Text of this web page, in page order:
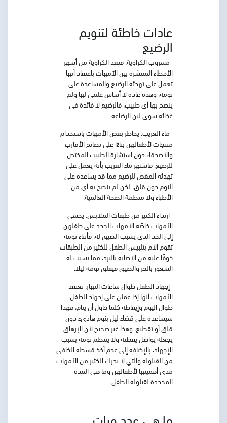
عادات خاطئة لتنويم
الرضيع
· مشروب الكراوية: فتعد الكراوية من أشهر
الأخطاء المنتشرة بين الأمهات باعتقاد أنها
تعمل على تهدئة الرضيع والمساعدة على
نومه، وهذه عادة لا أساس علمي لها ولم
ينصح بها أي طبيب، فالرضيع لا فائدة في
غذائه سوى لبن الرضاعة.
· ماء الغريب: يخاطر بعض الأمهات باستخدام
منتجات لأطفالهن بناءًا على نصائح الأقارب
والأصدقاء دون استشارة الطبيب المختص
للرضيع. فاشتهر ماء الغريب بأنه يعمل على
تهدئة المغص للرضيع مما قد يساعده على
النوم دون قلق، لكن لم ينصح به أي من
الأطباء ولا منظمة الصحة العالمية.
· ارتداء الكثير من طبقات الملابس: يخشى
الأمهات خاصًة الأمهات الجدد على طفلهن
إلى الحد الذي يسبب الضيق له، فأثناء نومه
تقوم الأم بتلبيس الطفل للكثير من الطبقات
خوفًا عليه من الإصابة بالبرد، مما يسبب له
الشعور بالحر والضيق فيقلق نومه ليلا.
· إجهاد الطفل طوال ساعات النهار:تعتقد
الأمهات أنها إذا عملن على إجهاد الطفل
طوال اليوم وإيقاظه كلما حاول أن ينام، فهذا
سيساعده على قضاء ليل بنوم هادىء دون
قلق أو تقطيع، وهذا غير صحيح لأن الإرهاق
يجعله يواصل يقظته ولا ينتظم نومه بسبب
الإجهاد، بالإضافة إلى عدم أخذ قسطه الكافي
من القيلولة والتي لا يدرك الكثير من الأمهات
مدى أهميتها لأطفالهن وما هي المدة
المحددة لقيلولة الطفل.